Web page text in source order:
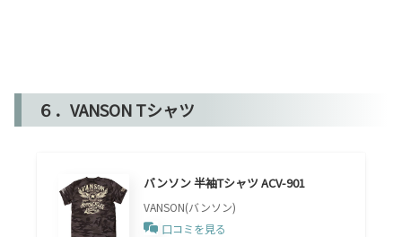
６．VANSON Tシャツ
バンソン 半袖Tシャツ ACV-901
VANSON(バンソン)
口コミを見る